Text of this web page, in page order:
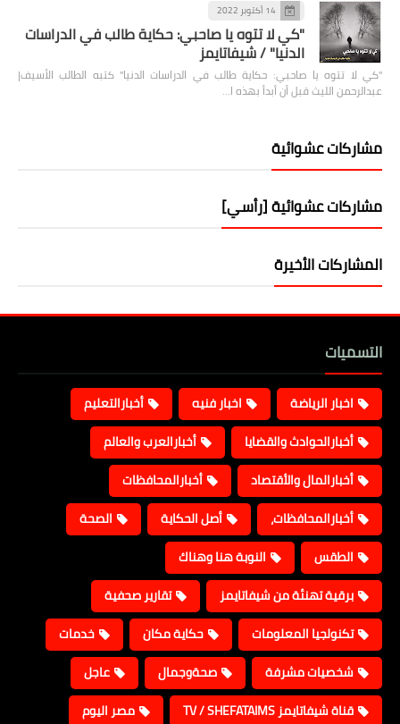
14 أكتوبر 2022
"كي لا تتوه يا صاحبي: حكاية طالب في الدراسات
الدنيا" / شيفاتايمز
"كي لا تتوه يا صاحبي: حكاية طالب في الدراسات الدنيا" كتبه الطالب الأسيف|
عبدالرحمن الليث قبل أن أبدأ بهذه ا…
مشاركات عشوائية
مشاركات عشوائية [رأسي]
المشاركات الأخيرة
التسميات
اخبار الرياضة اخبار فنيه
أخبارالتعليم
أخبارالحوادث والقضايا
أخبارالعرب والعالم
أخبارالمال والأقتصاد
أخبارالمحافظات
أخبارالمحافظات،
أصل الحكاية
الصحة
الطقس
النوبة هنا وهناك
برقية تهنئة من شيفاتايمز
تقارير صحفية
تكنولجيا المعلومات
حكاية مكان
خدمات
شخصيات مشرفة
صحةوجمال
عاجل
قناة شيفاتايمز TV / SHEFATAIMS
مصر اليوم